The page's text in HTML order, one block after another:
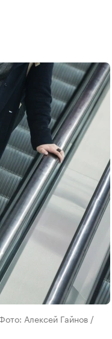
Алексей Гайнов /